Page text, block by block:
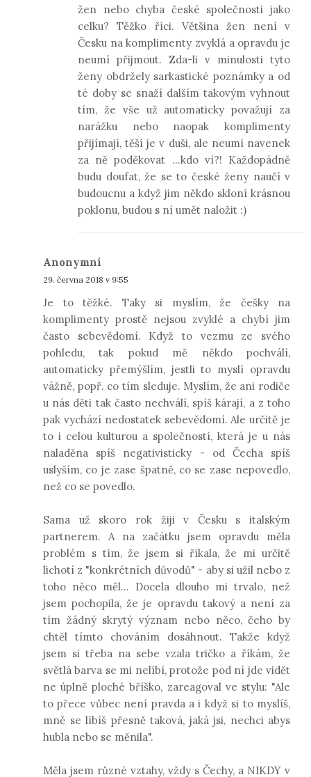
žen nebo chyba české společnosti jako
celku? Těžko říci. Většina žen není v
Česku na komplimenty zvyklá a opravdu je
neumí přijmout. Zda-li v minulosti tyto
ženy obdržely sarkastické poznámky a od
té doby se snaží dalším takovým vyhnout
tím, že vše už automaticky považují za
narážku nebo naopak komplimenty
přijímají, těší je v duši, ale neumí navenek
za ně poděkovat ...kdo ví?! Každopádně
budu doufat, že se to české ženy naučí v
budoucnu a když jim někdo skloní krásnou
poklonu, budou s ní umět naložit :)
Anonymní
29. června 2018 v 9:55
Je to těžké. Taky si myslím, že češky na
komplimenty prostě nejsou zvyklé a chybí jim
často sebevědomí. Když to vezmu ze svého
pohledu, tak pokud mě někdo pochválí,
automaticky přemýšlím, jestli to myslí opravdu
vážně, popř. co tím sleduje. Myslím, že ani rodiče
u nás děti tak často nechválí, spíš kárají, a z toho
pak vychází nedostatek sebevědomí. Ale určitě je
to i celou kulturou a společností, která je u nás
naladěna spíš negativisticky - od Čecha spíš
uslyším, co je zase špatně, co se zase nepovedlo,
než co se povedlo.
Sama už skoro rok žiji v Česku s italským
partnerem. A na začátku jsem opravdu měla
problém s tím, že jsem si říkala, že mi určitě
lichotí z "konkrétních důvodů" - aby si užil nebo z
toho něco měl... Docela dlouho mi trvalo, než
jsem pochopila, že je opravdu takový a není za
tím žádný skrytý význam nebo něco, čeho by
chtěl tímto chováním dosáhnout. Takže když
jsem si třeba na sebe vzala tričko a říkám, že
světlá barva se mi nelíbí, protože pod ní jde vidět
ne úplně ploché bříško, zareagoval ve stylu: "Ale
to přece vůbec není pravda a i když si to myslíš,
mně se líbíš přesně taková, jaká jsi, nechci abys
hubla nebo se měnila".
Měla jsem různé vztahy, vždy s Čechy, a NIKDY v